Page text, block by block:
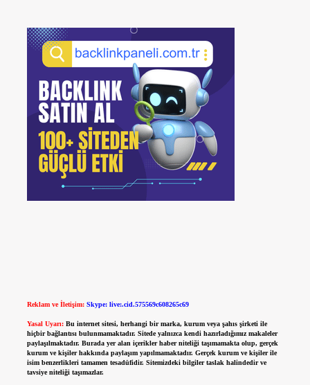
Reklam ve İletişim: Skype: live:.cid.575569c608265c69
Yasal Uyarı: Bu internet sitesi, herhangi bir marka, kurum veya şahıs şirketi ile
hiçbir bağlantısı bulunmamaktadır. Sitede yalnızca kendi hazırladığımız makaleler
paylaşılmaktadır. Burada yer alan içerikler haber niteliği taşımamakta olup, gerçek
kurum ve kişiler hakkında paylaşım yapılmamaktadır. Gerçek kurum ve kişiler ile
isim benzerlikleri tamamen tesadüfidir. Sitemizdeki bilgiler taslak halindedir ve
tavsiye niteliği taşımazlar.